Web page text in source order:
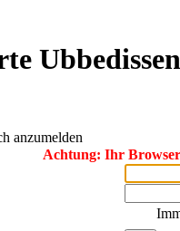
Ubbedissen
anzumelden
Achtung: Ihr